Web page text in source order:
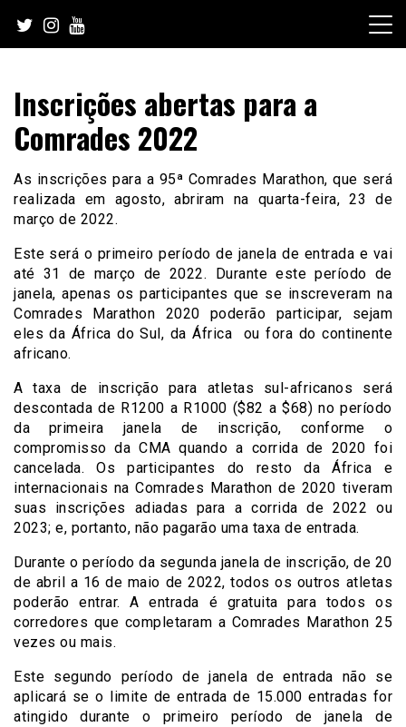
content
Inscrições abertas para a
Comrades 2022
As inscrições para a 95ª Comrades Marathon, que será
realizada em agosto, abriram na quarta-feira, 23 de
março de 2022.
Este será o primeiro período de janela de entrada e vai
até 31 de março de 2022. Durante este período de
janela, apenas os participantes que se inscreveram na
Comrades Marathon 2020 poderão participar, sejam
eles da África do Sul, da África ou fora do continente
africano.
A taxa de inscrição para atletas sul-africanos será
descontada de R1200 a R1000 ($82 a $68) no período
da primeira janela de inscrição, conforme o
compromisso da CMA quando a corrida de 2020 foi
cancelada. Os participantes do resto da África e
internacionais na Comrades Marathon de 2020 tiveram
suas inscrições adiadas para a corrida de 2022 ou
2023; e, portanto, não pagarão uma taxa de entrada.
Durante o período da segunda janela de inscrição, de 20
de abril a 16 de maio de 2022, todos os outros atletas
poderão entrar. A entrada é gratuita para todos os
corredores que completaram a Comrades Marathon 25
vezes ou mais.
Este segundo período de janela de entrada não se
aplicará se o limite de entrada de 15.000 entradas for
atingido durante o primeiro período de janela de